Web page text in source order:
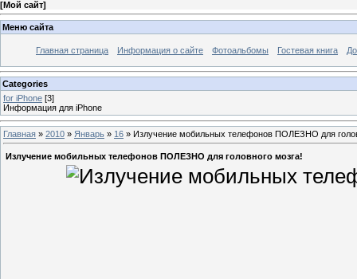
[Мой сайт]
Меню сайта
Главная страница Информация о сайте Фотоальбомы Гостевая книга
Categories
for iPhone [3]
Информация для iPhone
Главная » 2010 » Январь » 16 » Излучение мобильных телефонов ПОЛЕЗНО для
Излучение мобильных телефонов ПОЛЕЗНО для головного мозга!